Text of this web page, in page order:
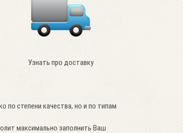
Узнать про доставку
по степени качества, но и по типам
максимально заполнить Ваш